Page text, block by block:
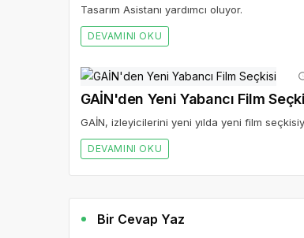
Tasarım Asistanı yardımcı oluyor.
DEVAMINI OKU
GAİN'den Yeni Yabancı Film
GAİN, izleyicilerini yeni yılda yeni film
DEVAMINI OKU
Bir Cevap Yaz